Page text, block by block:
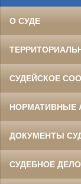
О СУДЕ
СУДЕЙСКОЕ
НОРМАТИВНЫЕ
ДОКУМЕНТЫ
СУДЕБНОЕ